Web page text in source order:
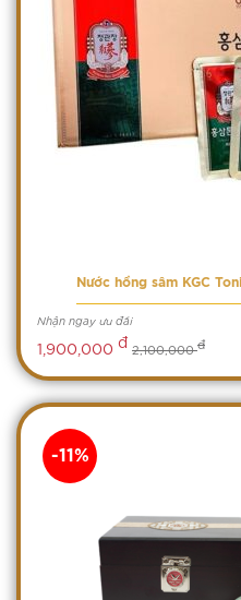
Nước hồng sâm KGC
Nhận ngay ưu đãi
1,900,000 đ 2,100,000đ
-11%